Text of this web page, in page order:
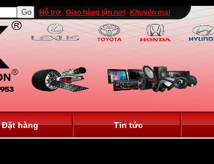
Hỗ trợ Giao hàng tận nơi Khuyến mại
Đặt hàng Tin tức